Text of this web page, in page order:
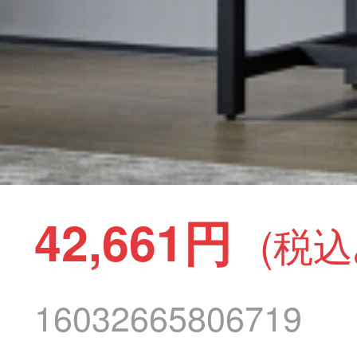
42,661円 (税
16032665806719